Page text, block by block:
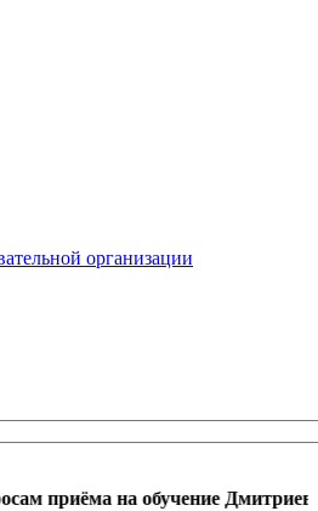
организации
приёма на обучение Дмитриев